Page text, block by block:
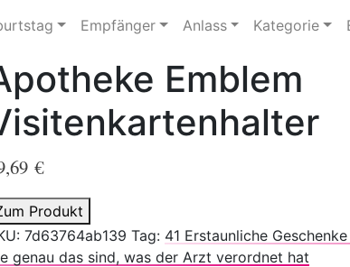
Empfänger Anlass Kategorie
Emblem
€
Produkt
7d63764ab139 Tag: 41 Erstaunliche
genau das sind, was der Arzt verordnet hat